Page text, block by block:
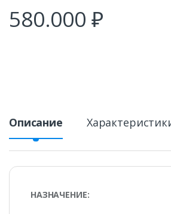
580.000 ₽
Описание
НАЗНАЧЕНИЕ: